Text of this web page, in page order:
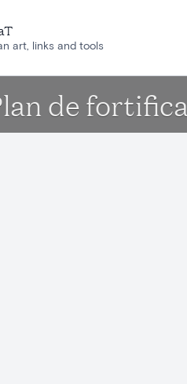
art, links and tools
de